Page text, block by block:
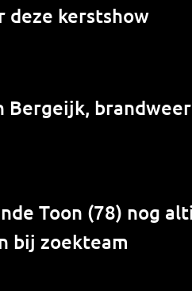
deze kerstshow
Bergeijk,
Toon (78) nog
bij zoekteam